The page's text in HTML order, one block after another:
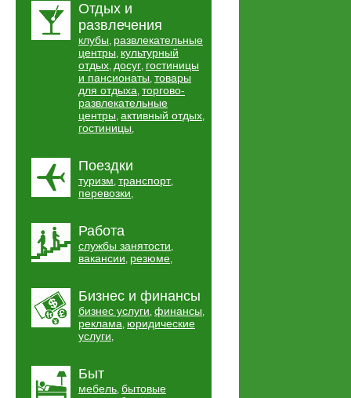
Отдых и
развлечения
клубы, развлекательные
центры, культурный
отдых, досуг, гостиницы
и пансионаты, товары
для отдыха, торгово-
развлекательные
центры, активный отдых,
гостиницы,
Поездки
туризм, транспорт,
перевозки,
Работа
службы занятости,
вакансии, резюме,
Бизнес и финансы
бизнес услуги, финансы,
реклама, юридические
услуги,
Быт
мебель, бытовые